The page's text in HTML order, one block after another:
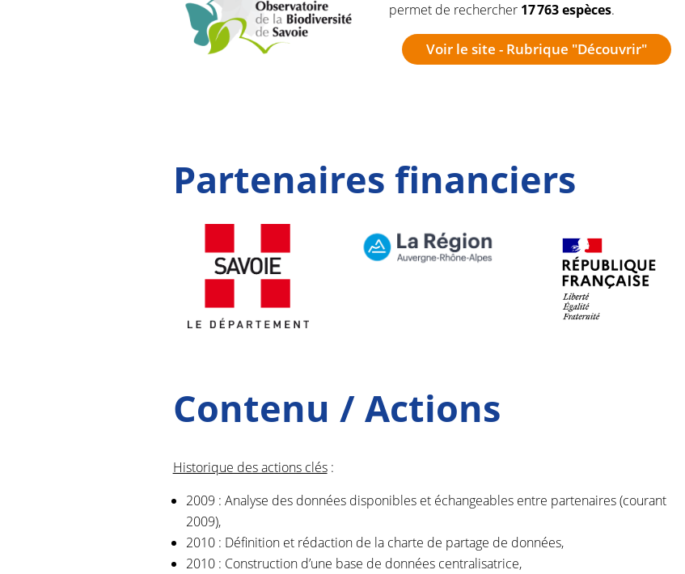
permet de rechercher 17 763 espèces.
Voir le site - Rubrique "Découvrir"
Partenaires financiers
Contenu / Actions
Historique des actions clés:
2009 : Analyse des données disponibles et échangeables entre partenaires (courant
2009),
2010 : Définition et rédaction de la charte de partage de données,
2010 : Construction d’une base de données centralisatrice,